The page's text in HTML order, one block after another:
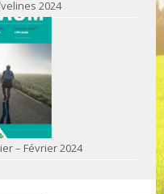
2024
– Février 2024